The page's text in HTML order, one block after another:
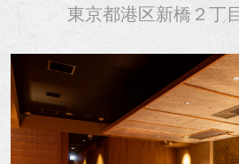
東京都港区新橋２丁